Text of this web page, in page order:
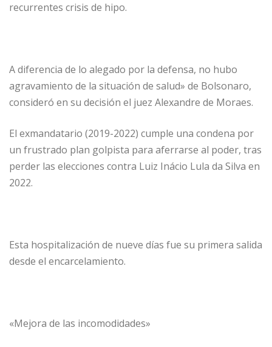
recurrentes crisis de hipo.
A diferencia de lo alegado por la defensa, no hubo
agravamiento de la situación de salud» de Bolsonaro,
consideró en su decisión el juez Alexandre de Moraes.
El exmandatario (2019-2022) cumple una condena por
un frustrado plan golpista para aferrarse al poder, tras
perder las elecciones contra Luiz Inácio Lula da Silva en
2022.
Esta hospitalización de nueve días fue su primera salida
desde el encarcelamiento.
«Mejora de las incomodidades»